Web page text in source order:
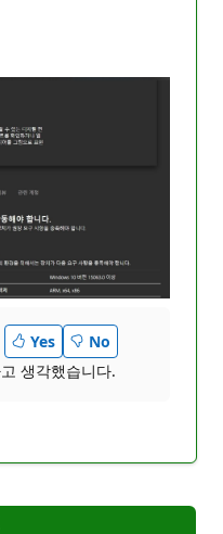
Yes
No
생각했습니다.